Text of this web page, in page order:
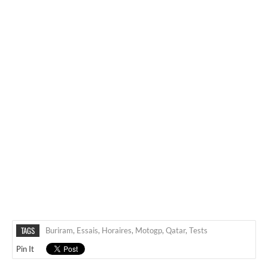
TAGS Buriram, Essais, Horaires, Motogp, Qatar, Tests
Pin It